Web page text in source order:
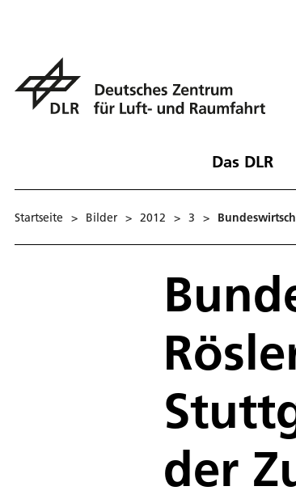
Das DLR
Startseite > Bilder > 2012 > 3 >
der